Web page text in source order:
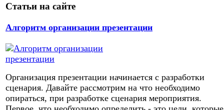
Статьи на сайте
Алгоритм организации презентации
Организация презентации начинается с разработки
сценария. Давайте рассмотрим на что необходимо
опираться, при разработке сценария мероприятия.